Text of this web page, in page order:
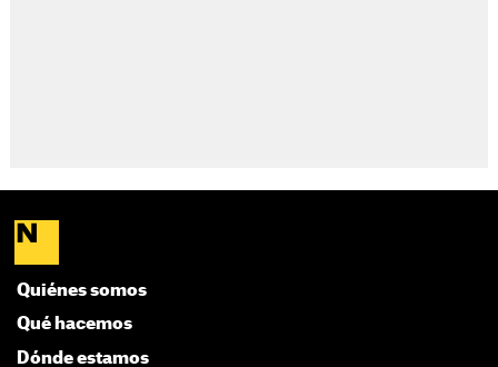
Quiénes somos
Qué hacemos
Dónde estamos